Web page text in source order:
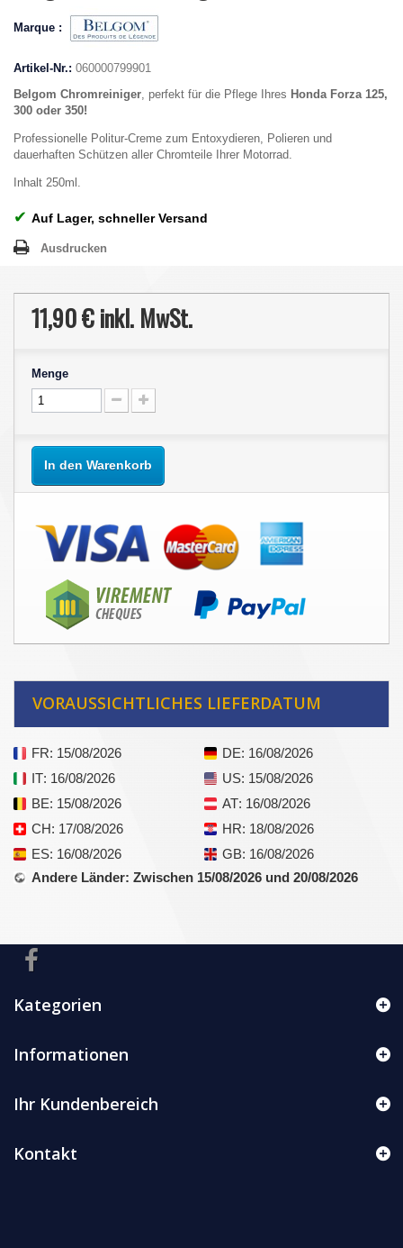
Marque :
Artikel-Nr.: 060000799901
Belgom Chromreiniger, perfekt für die Pflege Ihres Honda Forza 125,
300 oder 350!
Professionelle Politur-Creme zum Entoxydieren, Polieren und
dauerhaften Schützen aller Chromteile Ihrer Motorrad.
Inhalt 250ml.
✔ Auf Lager, schneller Versand
Ausdrucken
11,90 €inkl. MwSt.
Menge
In den Warenkorb
VORAUSSICHTLICHES LIEFERDATUM
FR: 15/08/2026 DE: 16/08/2026
IT: 16/08/2026 US: 15/08/2026
BE: 15/08/2026 AT: 16/08/2026
CH: 17/08/2026 HR: 18/08/2026
ES: 16/08/2026 GB: 16/08/2026
Andere Länder: Zwischen 15/08/2026 und 20/08/2026
Kategorien
Informationen
Ihr Kundenbereich
Kontakt